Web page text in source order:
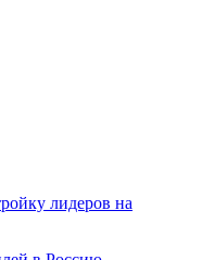
лидеров на